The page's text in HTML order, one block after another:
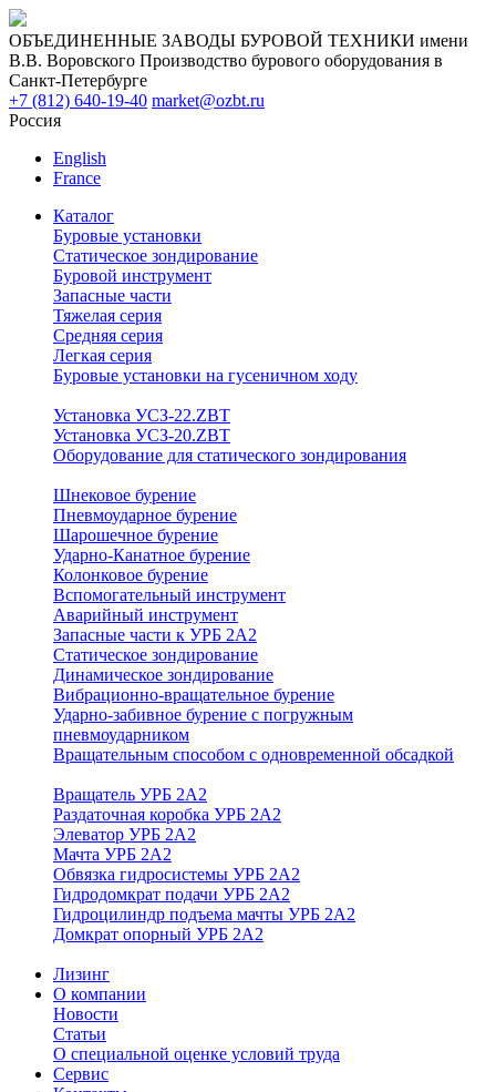
ОБЪЕДИНЕННЫЕ ЗАВОДЫ БУРОВОЙ ТЕХНИКИ имени
В.В. Воровского Производство бурового оборудования в
Санкт-Петербурге
+7 (812) 640-19-40 market@ozbt.ru
Россия
English
France
Каталог
Буровые установки
Статическое зондирование
Буровой инструмент
Запасные части
Тяжелая серия
Средняя серия
Легкая серия
Буровые установки на гусеничном ходу
Установка УСЗ-22.ZBT
Установка УСЗ-20.ZBT
Оборудование для статического зондирования
Шнековое бурение
Пневмоударное бурение
Шарошечное бурение
Ударно-Канатное бурение
Колонковое бурение
Вспомогательный инструмент
Аварийный инструмент
Запасные части к УРБ 2А2
Статическое зондирование
Динамическое зондирование
Вибрационно-вращательное бурение
Ударно-забивное бурение с погружным
пневмоударником
Вращательным способом с одновременной обсадкой
Вращатель УРБ 2А2
Раздаточная коробка УРБ 2А2
Элеватор УРБ 2А2
Мачта УРБ 2А2
Обвязка гидросистемы УРБ 2А2
Гидродомкрат подачи УРБ 2А2
Гидроцилиндр подъема мачты УРБ 2А2
Домкрат опорный УРБ 2А2
Лизинг
О компании
Новости
Статьи
О специальной оценке условий труда
Сервис